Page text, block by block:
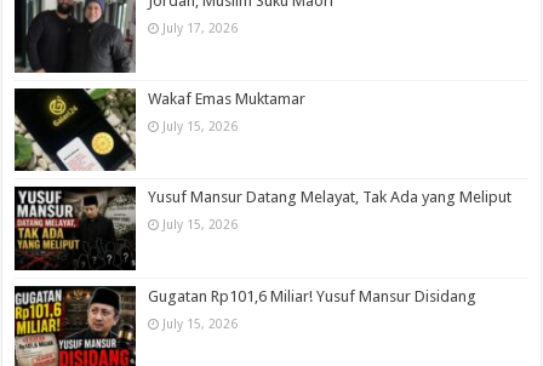
July 17, 2026
Wakaf Emas Muktamar
July 15, 2026
Yusuf Mansur Datang Melayat, Tak Ada yang Meliput
July 15, 2026
Gugatan Rp101,6 Miliar! Yusuf Mansur Disidang
July 15, 2026